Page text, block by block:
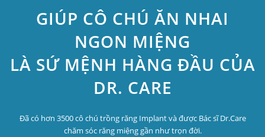
GIÚP CÔ CHÚ ĂN NHAI
NGON MIỆNG
LÀ SỨ MỆNH HÀNG ĐẦU CỦA
DR. CARE
Đã có hơn 3500 cô chú trồng răng Implant và được Bác sĩ Dr.Care
chăm sóc răng miệng gần như trọn đời.